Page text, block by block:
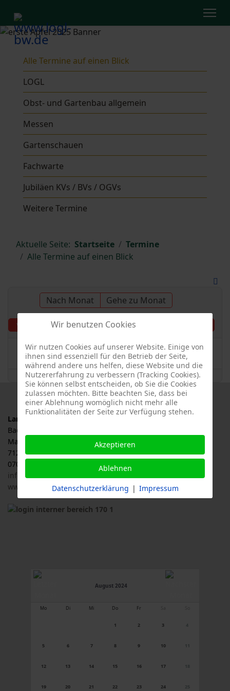
Alle Termine auf einen Blick
LOGL
Obst- und Gartenbau allgemein
Messen
Gartenschauen
Fachwarte
Jubiläen KVs / BVs / OGVs
Weitere Termine
Aktuelle Seite: Startseite
Termine
Alle Termine auf einen Blick
Nach Monat Gehe zu Monat
Vorheriger Tag
Montag, 26. August
Es wurden keine Events gefunden
Landesverband für Obstbau, Garten und Landschaft
Baden-Württemberg e.V., LOGL
Malersbuckel 11
71263 Weil der Stadt
07033 / 69 23 902
info@logl-bw.de
www.logl-bw.de
August 2024
Mo Di Mi Do Fr
1 2 3 4
5 6 7 8 9 10 11
12 13 14 15 16 17 18
19 20 21 22 23 24 25
Wir benutzen Cookies
Wir nutzen Cookies auf unserer Website. Einige von
ihnen sind essenziell für den Betrieb der Seite,
während andere uns helfen, diese Website und die
Nutzererfahrung zu verbessern (Tracking Cookies).
Sie können selbst entscheiden, ob Sie die Cookies
zulassen möchten. Bitte beachten Sie, dass bei
einer Ablehnung womöglich nicht mehr alle
Funktionalitäten der Seite zur Verfügung stehen.
Akzeptieren
Ablehnen
Datenschutzerklärung | Impressum